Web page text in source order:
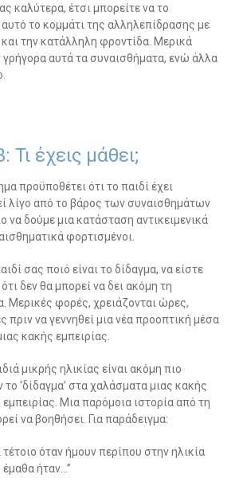
καλύτερα, έτσι μπορείτε να το
το κομμάτι της αλληλεπίδρασης με
την κατάλληλη φροντίδα. Μερικά
γρήγορα αυτά τα συναισθήματα, ενώ άλλα
έχεις μάθει;
προϋποθέτει ότι το παιδί έχει
λίγο από το βάρος των συναισθημάτων
να δούμε μια κατάσταση αντικειμενικά
φορτισμένοι.
σας ποιό είναι το δίδαγμα, να είστε
δεν θα μπορεί να δει ακόμη τη
Μερικές φορές, χρειάζονται ώρες,
πριν να γεννηθεί μια νέα προοπτική μέσα
κακής εμπειρίας.
μικρής ηλικίας είναι ακόμη πιο
‘δίδαγμα’ στα χαλάσματα μιας κακής
Μια παρόμοια ιστορία από τη
να βοηθήσει. Για παράδειγμα:
όταν ήμουν περίπου στην ηλικία
ήταν…”